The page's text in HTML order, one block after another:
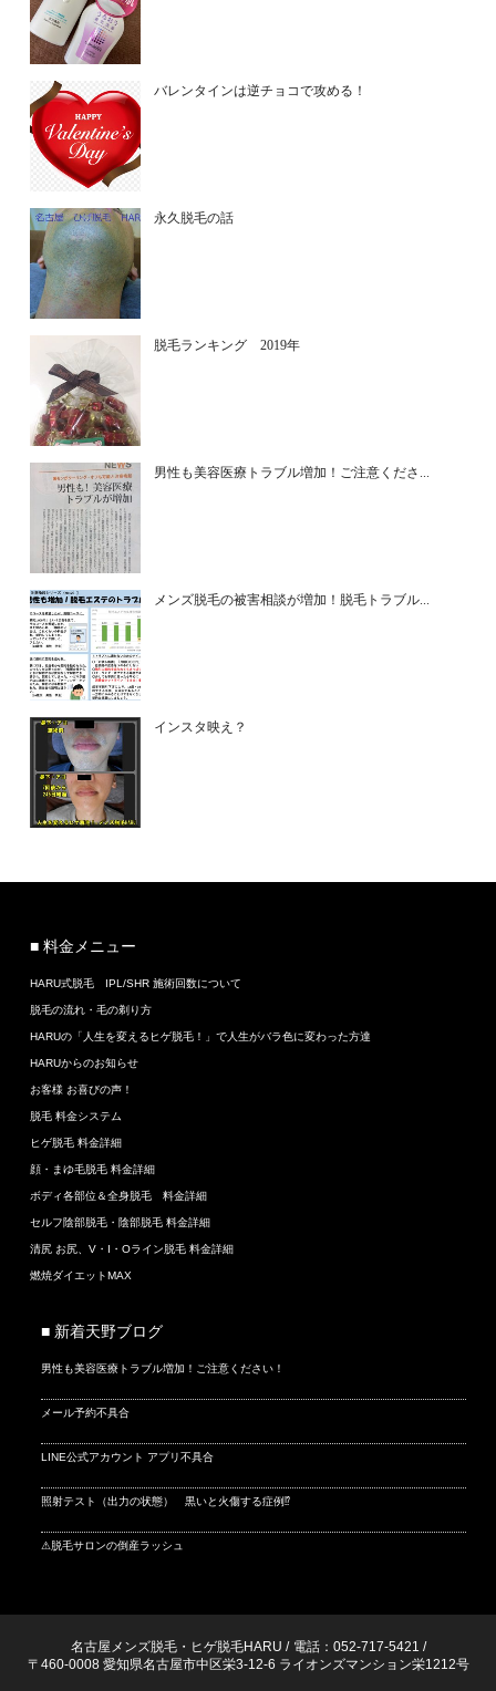
バレンタインは逆チョコで攻める！
永久脱毛の話
脱毛ランキング 2019年
男性も美容医療トラブル増加！ご注意くださ...
メンズ脱毛の被害相談が増加！脱毛トラブル...
インスタ映え？
■ 料金メニュー
HARU式脱毛 IPL/SHR 施術回数について
脱毛の流れ・毛の剃り方
HARUの「人生を変えるヒゲ脱毛！」で人生がバラ色に変わった方達
HARUからのお知らせ
お客様 お喜びの声！
脱毛 料金システム
ヒゲ脱毛 料金詳細
顔・まゆ毛脱毛 料金詳細
ボディ各部位＆全身脱毛 料金詳細
セルフ陰部脱毛・陰部脱毛 料金詳細
清尻 お尻、V・I・Oライン脱毛 料金詳細
燃焼ダイエットMAX
■ 新着天野ブログ
男性も美容医療トラブル増加！ご注意ください！
メール予約不具合
LINE公式アカウント アプリ不具合
照射テスト（出力の状態） 黒いと火傷する症例⁉
⚠脱毛サロンの倒産ラッシュ
名古屋メンズ脱毛・ヒゲ脱毛HARU / 電話：052-717-5421 /
〒460-0008 愛知県名古屋市中区栄3-12-6 ライオンズマンション栄1212号